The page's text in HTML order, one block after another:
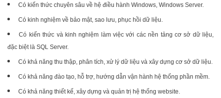
Có kiến thức chuyên sâu về hệ điều hành Windows, Windows Server.
Có kinh nghiệm về bảo mật, sao lưu, phục hồi dữ liệu.
Có kiến thức và kinh nghiệm làm việc với các nền tảng cơ sở dữ liệu,
đặc biệt là SQL Server.
Có khả năng thu thập, phân tích, xử lý dữ liệu và xây dựng cơ sở dữ liệu.
Có khả năng đào tạo, hỗ trợ, hướng dẫn vận hành hệ thống phần mềm.
Có khả năng thiết kế, xây dựng và quản trị hệ thống website.